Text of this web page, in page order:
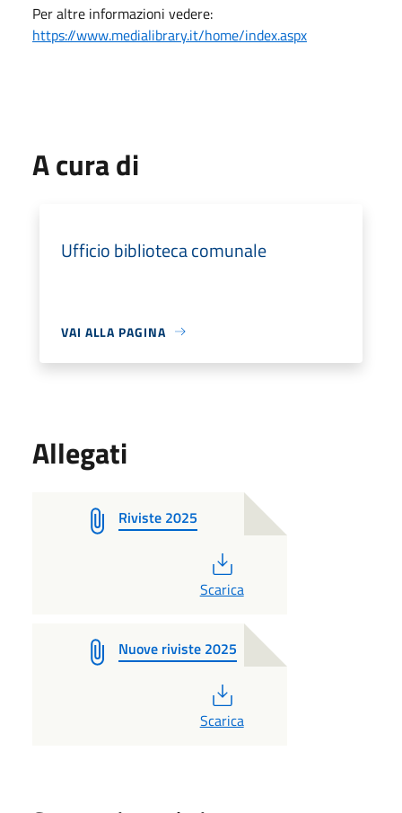
Per altre informazioni vedere:
https://www.medialibrary.it/home/index.aspx
A cura di
Ufficio biblioteca comunale
VAI ALLA PAGINA
Allegati
Riviste 2025
Scarica
Nuove riviste 2025
Scarica